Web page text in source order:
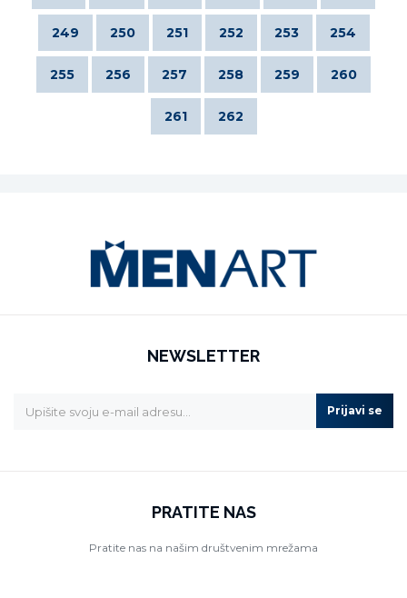
249 250 251 252 253 254
255 256 257 258 259 260
261 262
NEWSLETTER
Prijavi se
PRATITE NAS
Pratite nas na našim društvenim mrežama